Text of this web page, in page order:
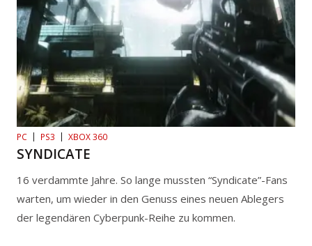
PC PS3 XBOX 360
SYNDICATE
16 verdammte Jahre. So lange mussten “Syndicate”-Fans
warten, um wieder in den Genuss eines neuen Ablegers
der legendären Cyberpunk-Reihe zu kommen.